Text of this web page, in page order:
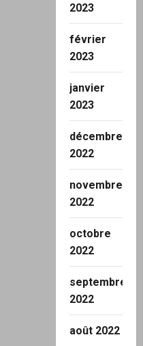
2023
février
2023
janvier
2023
décembre
2022
novembre
2022
octobre
2022
septembre
2022
août 2022